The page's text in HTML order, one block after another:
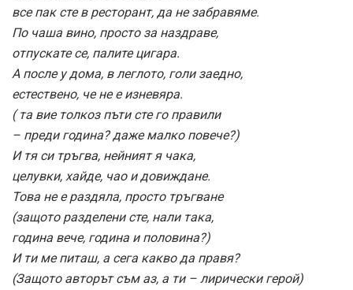
все пак сте в ресторант, да не забравяме.
По чаша вино, просто за наздраве,
отпускате се, палите цигара.
А после у дома, в леглото, голи заедно,
естествено, че не е изневяра.
( та вие толкоз пъти сте го правили
– преди година? даже малко повече?)
И тя си тръгва, нейният я чака,
целувки, хайде, чао и довиждане.
Това не е раздяла, просто тръгване
(защото разделени сте, нали така,
година вече, година и половина?)
И ти ме питаш, а сега какво да правя?
(Защото авторът съм аз, а ти – лирически герой)